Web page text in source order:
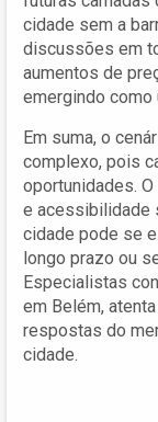
cidade sem a
discussões em
aumentos de
emergindo como
Em suma, o
complexo, pois
oportunidades.
e acessibilidade
cidade pode se
longo prazo ou
Especialistas
em Belém,
respostas do
cidade.